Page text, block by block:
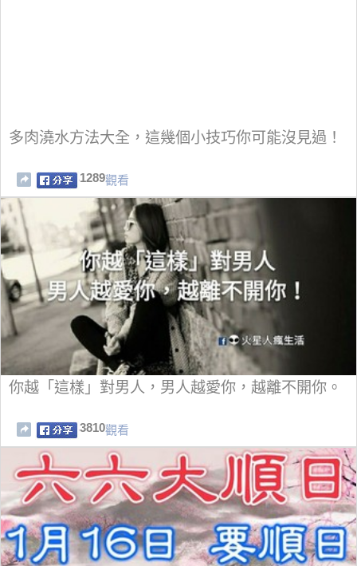
多肉澆水方法大全，這幾個小技巧你可能沒見過！
1289觀看
你越「這樣」對男人，男人越愛你，越離不開你。
3810觀看